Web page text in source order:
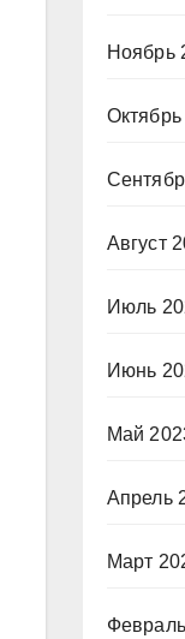
Ноябрь
Август
Июль
Июнь
Май
Апрель
Март